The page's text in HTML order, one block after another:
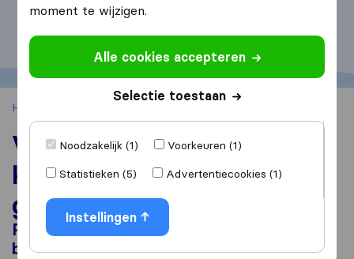
Home
Verhuisbedrijf kosten: Wat
kost een verhuizing
gemiddeld in 2026?
Prijzen, services en verhuiskosten
berekenen
moment te wijzigen.
Alle cookies accepteren
Selectie toestaan
Noodzakelijk (1)
Voorkeuren (1)
Statistieken (5)
Advertentiecookies (1)
Instellingen